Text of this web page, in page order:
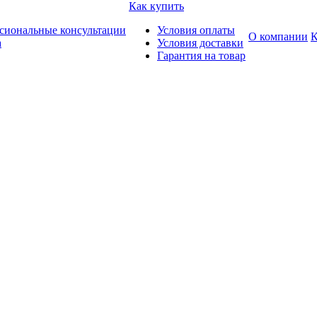
консультации
Как купить
Условия оплаты
Условия доставки
Гарантия на товар
О компании